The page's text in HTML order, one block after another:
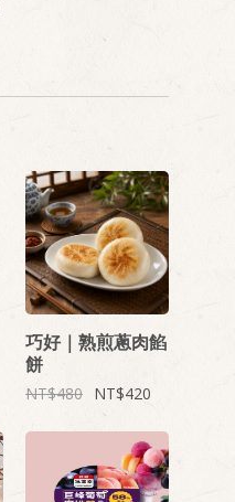
巧好｜熟煎蔥肉餡
餅
480 420